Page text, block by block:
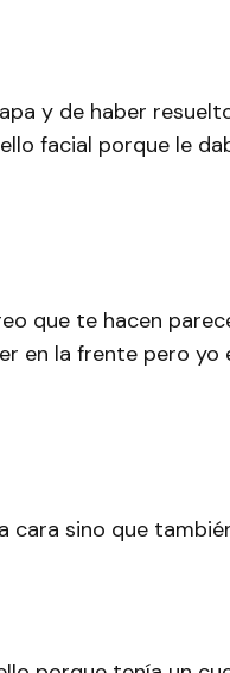
y de haber
facial porque le
que te hacen
en la frente pero yo
cara sino que